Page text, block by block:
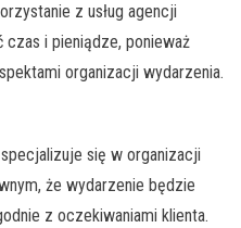
z usług agencji
i pieniądze, ponieważ
organizacji wydarzenia.
się w organizacji
że wydarzenie będzie
z oczekiwaniami klienta.